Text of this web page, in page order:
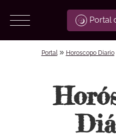
Portal
Portal » Horoscopo Diario